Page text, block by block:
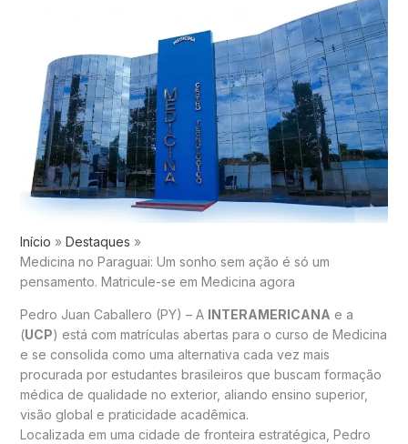
Início
Destaques
Medicina no Paraguai: Um sonho sem ação é só um
pensamento. Matricule-se em Medicina agora
Pedro Juan Caballero (PY) – A INTERAMERICANA e a
(UCP) está com matrículas abertas para o curso de Medicina
e se consolida como uma alternativa cada vez mais
procurada por estudantes brasileiros que buscam formação
médica de qualidade no exterior, aliando ensino superior,
visão global e praticidade acadêmica.
Localizada em uma cidade de fronteira estratégica, Pedro